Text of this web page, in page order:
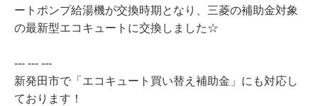
ートポンプ給湯機が交換時期となり、三菱の補助金対象
の最新型エコキュートに交換しました☆
--- --- ---
新発田市で「エコキュート買い替え補助金」にも対応し
ております！